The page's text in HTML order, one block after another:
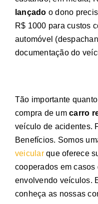
lançado o dono
R$ 1000 para custos
automóvel
documentação do
Tão importante
compra de umcarro
veículo de acidentes.
Benefícios. Somos
veicularque oferece
cooperados em
envolvendo veículos.
conheça as nossas